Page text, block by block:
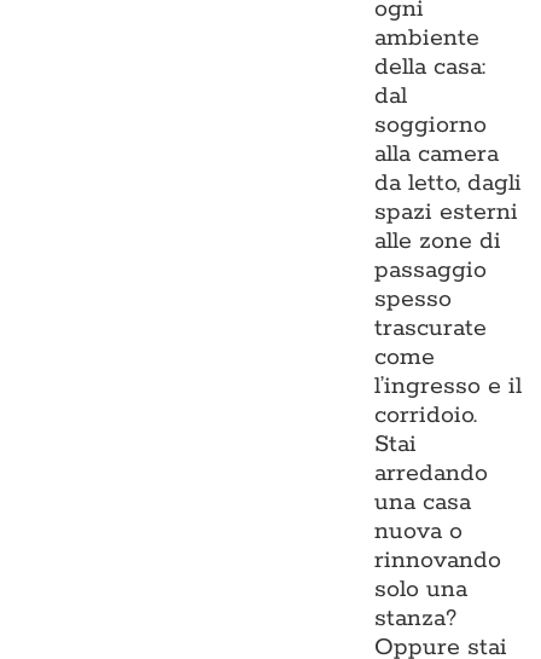
ogni
ambiente
della casa:
dal
soggiorno
alla camera
da letto, dagli
spazi esterni
alle zone di
passaggio
spesso
trascurate
come
l’ingresso e il
corridoio.
Stai
arredando
una casa
nuova o
rinnovando
solo una
stanza?
Oppure stai